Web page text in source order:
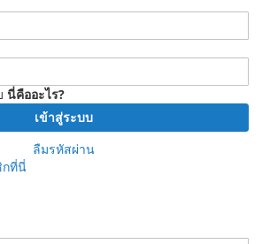
นี่คืออะไร?
เข้าสู่ระบบ
ลืมรหัสผ่าน
กที่นี่